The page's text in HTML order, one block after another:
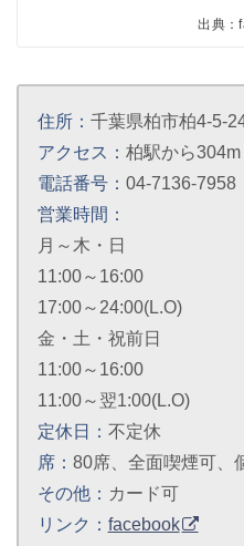
出典：
住所： 千葉県柏市柏4-5-
アクセス： 柏駅から304m
電話番号： 04-7136-7958
営業時間：
月～木・日
11:00～16:00
17:00～24:00(L.O)
金・土・祝前日
11:00～16:00
11:00～翌1:00(L.O)
定休日： 不定休
席： 80席、全面喫煙可、
その他： カード可
リンク： facebook